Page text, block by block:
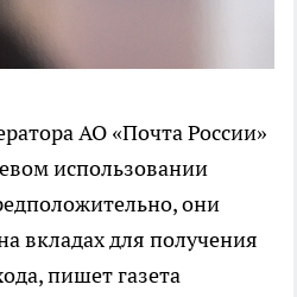
АО «Почта России»
использовании
они
вкладах для получения
пишет газета